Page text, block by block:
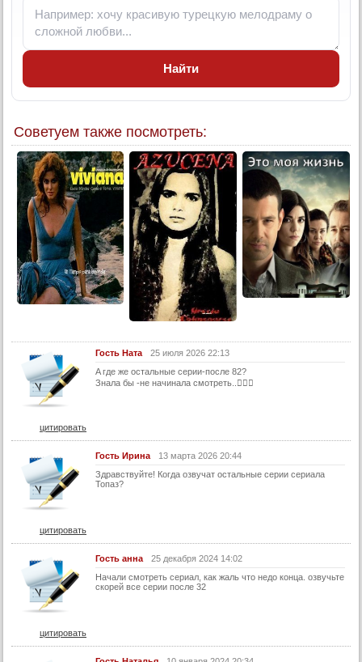
16 серия
17 серия
19 серия
22 серия
23 серия
24 серия
25 серия
26 серия
27 серия
28 серия
30 серия
31 серия
32 серия
34 серия
35 серия
36 серия
37 серия
41 серия
43 серия
Найти
Советуем также посмотреть:
Гость Ната
25 июля 2026 22:13
A где же остальные серии-после 82?
Знала бы -не начинала смотреть..🤦🏼‍♀️
цитировать
Гость Ирина
13 марта 2026 20:44
Здравствуйте! Когда озвучат остальные серии сериала
Топаз?
цитировать
Гость анна
25 декабря 2024 14:02
Начали смотреть сериал, как жаль что недо конца. озвучьте
скорей все серии после 32
цитировать